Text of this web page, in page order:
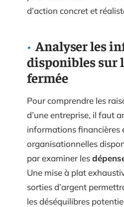
d’action concret et
Analyser les
disponibles sur
fermée
Pour comprendre les
d’une entreprise, il faut
informations financières
organisationnelles
par examiner les
Une mise à plat
sorties d’argent
les déséquilibres